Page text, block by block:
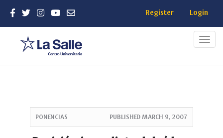
Register Login
PONENCIAS PUBLISHED MARCH 9, 2007